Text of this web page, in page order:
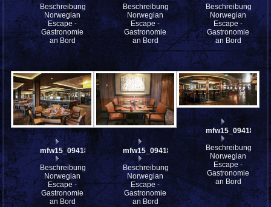
Beschreibung:
Norwegian
Escape -
Gastronomie
an Bord
Beschreibung:
Norwegian
Escape -
Gastronomie
an Bord
Beschreibung:
Norwegian
Escape -
Gastronomie
an Bord
mfw15_094188
Beschreibung:
Norwegian
Escape -
Gastronomie
an Bord
mfw15_094187
Beschreibung:
Norwegian
Escape -
Gastronomie
an Bord
mfw15_094184st
Beschreibung:
Norwegian
Escape -
Gastronomie
an Bord